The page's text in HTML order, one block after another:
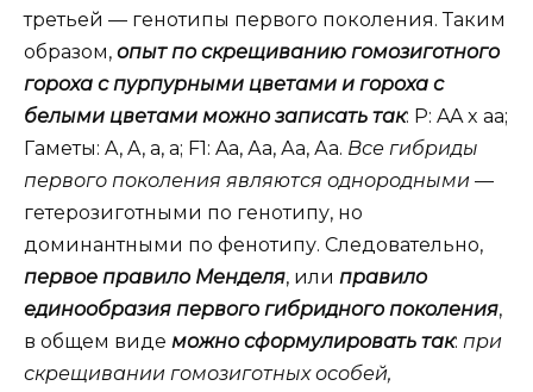
третьей — генотипы первого поколения. Таким
образом, опыт по скрещиванию гомозиготного
гороха с пурпурными цветами и гороха с
белыми цветами можно записать так: P: AA x aa;
Гаметы: A, A, a, a; F1: Aa, Аа, Аа, Аа. Все гибриды
первого поколения являются однородными —
гетерозиготными по генотипу, но
доминантными по фенотипу. Следовательно,
первое правило Менделя, или правило
единообразия первого гибридного поколения,
в общем виде можно сформулировать так: при
скрещивании гомозиготных особей,